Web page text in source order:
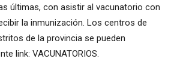
últimas, con asistir al vacunatorio con
la inmunización. Los centros de
de la provincia se pueden
link: VACUNATORIOS.